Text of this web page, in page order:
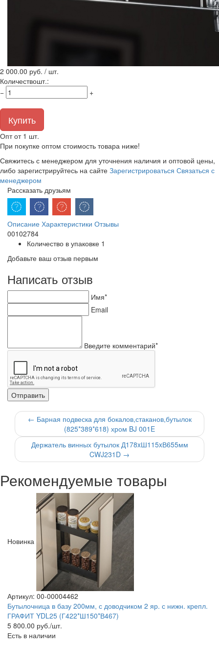
2 000.00 руб. / шт.
Количествошт.:
−
+
Купить
Опт от 1 шт.
При покупке оптом стоимость товара ниже!
Свяжитесь с менеджером для уточнения наличия и оптовой цены,
либо зарегистрируйтесь на сайте Зарегистрироваться Связаться с
менеджером
Рассказать друзьям
Описание Характеристики Отзывы
00102784
Количество в упаковке 1
Добавьте ваш отзыв первым
Написать отзыв
Имя*
Email
Введите комментарий*
← Барная подвеска для бокалов,стаканов,бутылок
(825*389*618) хром BJ 001E
Держатель винных бутылок Д178xШ115xВ655мм
CWJ231D →
Рекомендуемые товары
Новинка
Артикул: 00-00004462
Бутылочница в базу 200мм, с доводчиком 2 яр. с нижн. крепл.
ГРАФИТ YDL25 (Г422*Ш150*В467)
5 800.00 руб./шт.
Есть в наличии